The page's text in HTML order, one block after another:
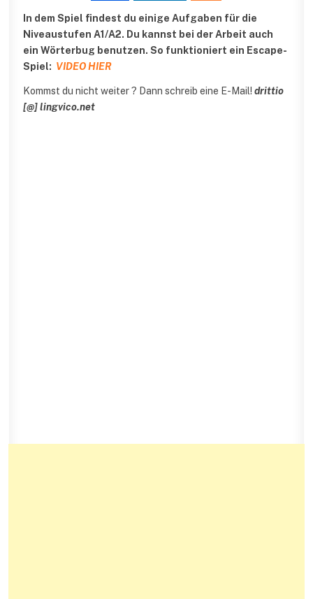
In dem Spiel findest du einige Aufgaben für die
Niveaustufen A1/A2. Du kannst bei der Arbeit auch
ein Wörterbug benutzen. So funktioniert ein Escape-
Spiel: VIDEO HIER
Kommst du nicht weiter ? Dann schreib eine E-Mail!drittio
[@] lingvico.net